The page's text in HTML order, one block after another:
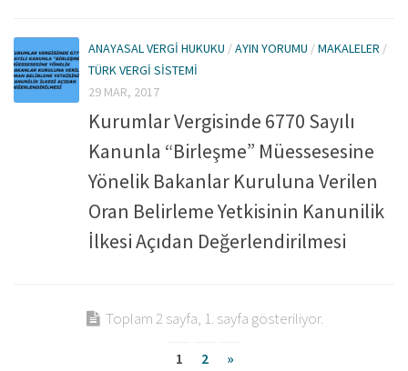
ANAYASAL VERGI HUKUKU /AYIN YORUMU /MAKALELER /
TÜRK VERGI SISTEMI
29 MAR, 2017
Kurumlar Vergisinde 6770 Sayılı
Kanunla “Birleşme” Müessesesine
Yönelik Bakanlar Kuruluna Verilen
Oran Belirleme Yetkisinin Kanunilik
İlkesi Açıdan Değerlendirilmesi
Toplam 2 sayfa, 1. sayfa gösteriliyor.
1 2 »